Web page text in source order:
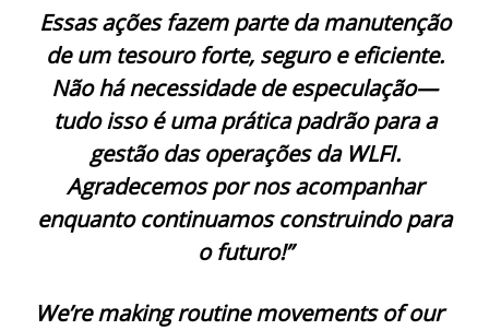
Essas ações fazem parte da manutenção
de um tesouro forte, seguro e eficiente.
Não há necessidade de especulação—
tudo isso é uma prática padrão para a
gestão das operações da WLFI.
Agradecemos por nos acompanhar
enquanto continuamos construindo para
o futuro!”
We’re making routine movements of our